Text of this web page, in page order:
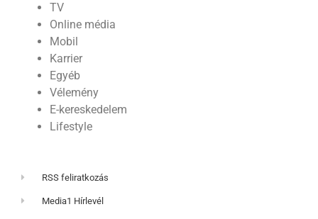
TV
Online média
Mobil
Karrier
Egyéb
Vélemény
E-kereskedelem
Lifestyle
RSS feliratkozás
Media1 Hírlevél